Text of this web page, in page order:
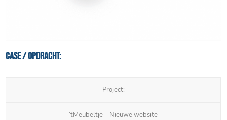
Case / Opdracht:
Project:
’tMeubeltje – Nieuwe website